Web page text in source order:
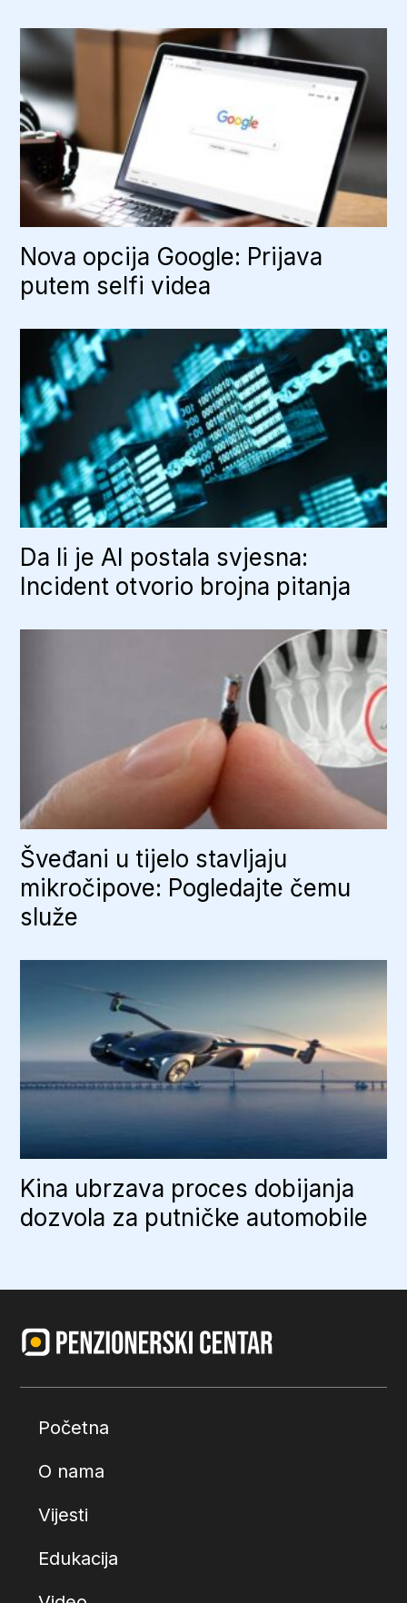
Nova opcija Google: Prijava
putem selfi videa
Da li je AI postala svjesna:
Incident otvorio brojna pitanja
Šveđani u tijelo stavljaju
mikročipove: Pogledajte čemu
služe
Kina ubrzava proces dobijanja
dozvola za putničke automobile
Početna
O nama
Vijesti
Edukacija